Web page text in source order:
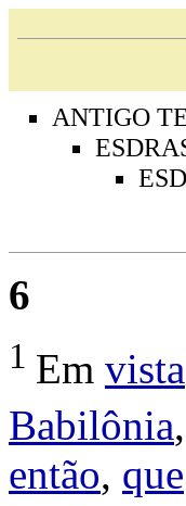
ANTIGO
6
1 Em vista
Babilônia,
então, que